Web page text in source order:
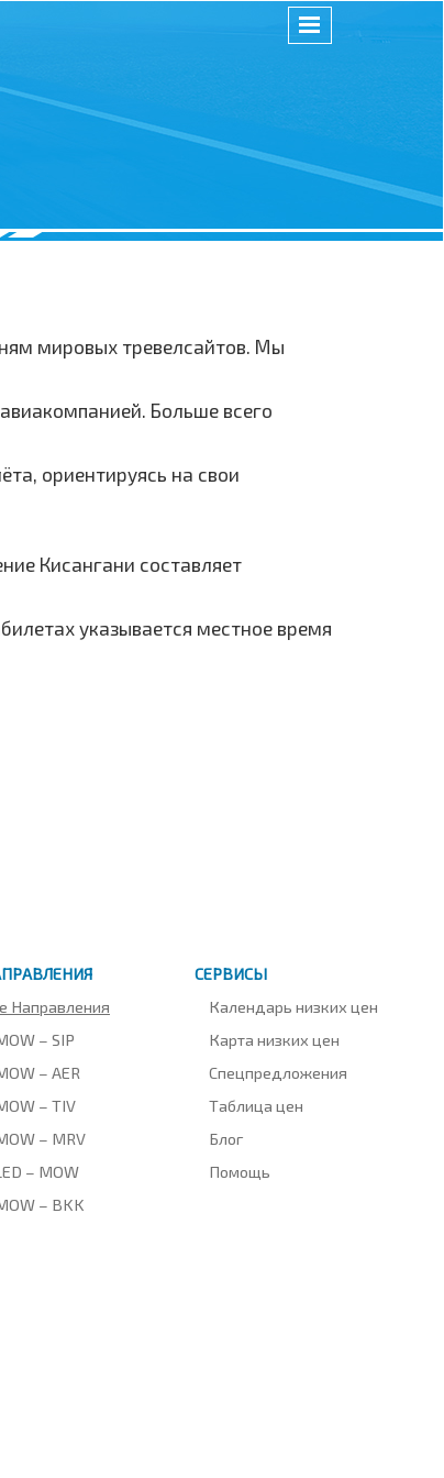
мировых тревелсайтов. Мы
Больше всего
ориентируясь на свои
Кисангани составляет
указывается местное время
Направления
– SIP
– AER
– TIV
– MRV
– MOW
– BKK
СЕРВИСЫ
Календарь низких цен
Карта низких цен
Спецпредложения
Таблица цен
Блог
Помощь